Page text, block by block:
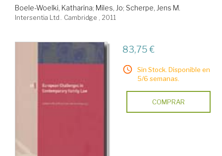
Boele-Woelki, Katharina; Miles, Jo; Scherpe, Jens M.
Intersentia Ltd.. Cambridge , 2011
83,75 €
Sin Stock. Disponible en
5/6 semanas.
COMPRAR